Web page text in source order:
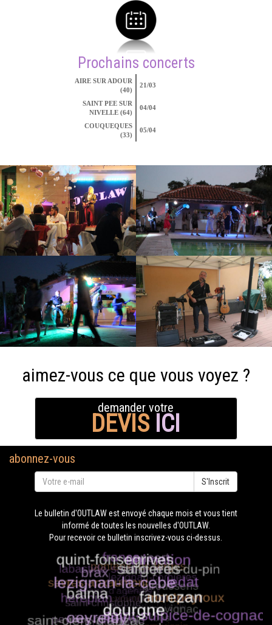
Prochains concerts
AIRE SUR ADOUR
(40)
21/03
SAINT PEE SUR
NIVELLE (64)
04/04
COUQUEQUES
(33)
05/04
aimez-vous ce que vous voyez ?
demander votre
DEVIS ICI
abonnez-vous
S'Inscrit
Le bulletin d'OUTLAW est envoyé chaque mois et vous tient
informé de toutes les nouvelles d'OUTLAW.
Pour recevoir ce bulletin inscrivez-vous ci-dessus.